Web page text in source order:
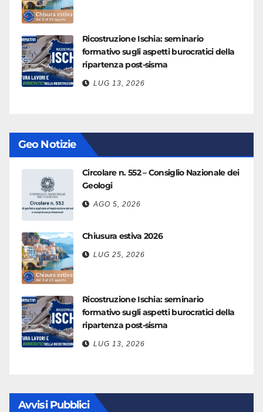
Ricostruzione Ischia: seminario
formativo sugli aspetti burocratici della
ripartenza post-sisma
LUG 13, 2026
Geo Notizie
Circolare n. 552 – Consiglio Nazionale dei
Geologi
AGO 5, 2026
Chiusura estiva 2026
LUG 25, 2026
Ricostruzione Ischia: seminario
formativo sugli aspetti burocratici della
ripartenza post-sisma
LUG 13, 2026
Avvisi Pubblici